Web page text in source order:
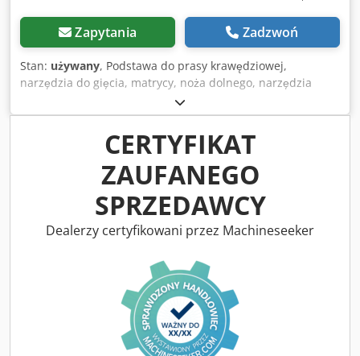
Zapytania Zadzwoń
Stan: używany, Podstawa do prasy krawędziowej,
narzędzia do gięcia, matrycy, noża dolnego, narzędzia
dolnego, narzędzia pryzmowego -Narzędzie dolne: do
prasy krawędziowej -Długość całkowita: 3020 mm -Pryzmat:
20 mm x 90° -Wymiary: patrz rysunek na zdjęciach -
Wymiary całkowite: 3020/65/H110 mm -Waga: 136 kg
Dkjdpfxordilxs Ahger
CERTYFIKAT
ZAUFANEGO
SPRZEDAWCY
Dealerzy certyfikowani przez Machineseeker